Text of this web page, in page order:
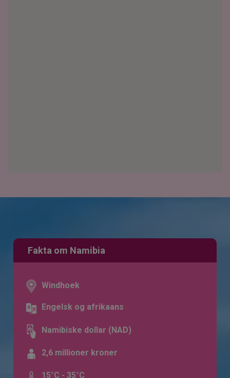
Fakta om Namibia
Windhoek
Engelsk og afrikaans
Namibiske dollar (NAD)
2,6 millioner kroner
15°C - 35°C